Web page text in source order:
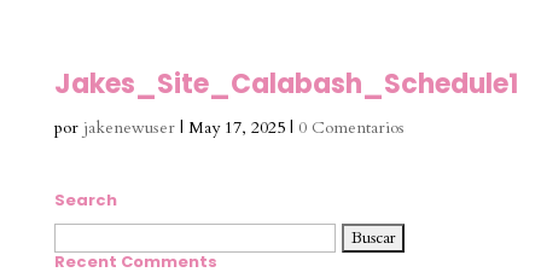
Jakes_Site_Calabash_Schedule1
por jakenewuser| May 17, 2025| 0 Comentarios
Search
Buscar:
Recent Comments